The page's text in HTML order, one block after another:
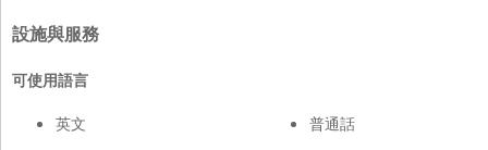
設施與服務
可使用語言
英文
普通話